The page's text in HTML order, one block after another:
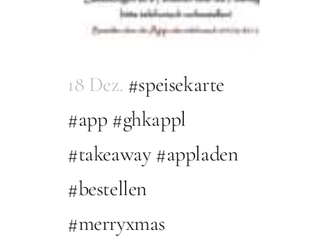
18 Dez. #speisekarte
#app #ghkappl
#takeaway #appladen
#bestellen
#merryxmas